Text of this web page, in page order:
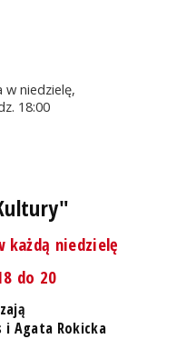
w niedzielę,
18:00
niedzielę
do 20
i Agata Rokicka